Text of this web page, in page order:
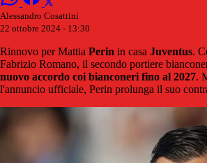
Alessandro Cosattini
22 ottobre 2024 - 13:30
Rinnovo per Mattia Perin in casa Juventus.
Fabrizio Romano, il secondo portiere
nuovo accordo coi bianconeri fino al 2027.
l'annuncio ufficiale, Perin prolunga il suo